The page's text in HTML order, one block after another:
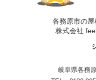
各務原市の
株式会社
岐阜県各務